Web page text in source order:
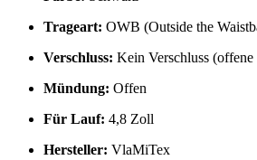
Trageart: OWB (Outside the
Verschluss: Kein Verschluss
Mündung: Offen
Für Lauf: 4,8 Zoll
Hersteller: VlaMiTex